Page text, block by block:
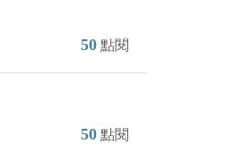
50 點閱
50 點閱